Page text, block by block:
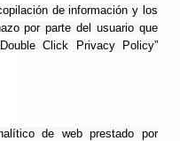
de información y los
por parte del usuario que
Click Privacy Policy”
de web prestado por